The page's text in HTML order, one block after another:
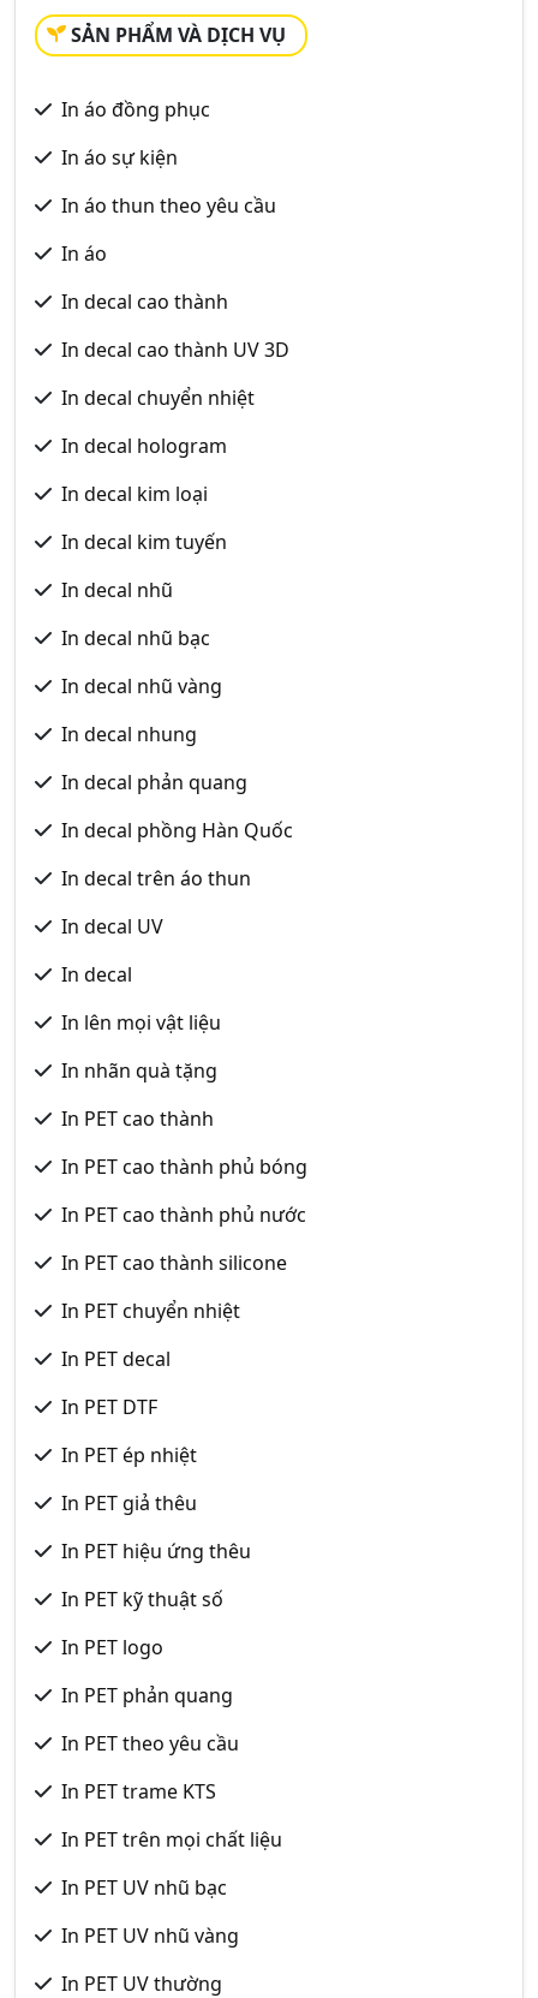
SẢN PHẨM VÀ DỊCH VỤ
In áo đồng phục
In áo sự kiện
In áo thun theo yêu cầu
In áo
In decal cao thành
In decal cao thành UV 3D
In decal chuyển nhiệt
In decal hologram
In decal kim loại
In decal kim tuyến
In decal nhũ
In decal nhũ bạc
In decal nhũ vàng
In decal nhung
In decal phản quang
In decal phồng Hàn Quốc
In decal trên áo thun
In decal UV
In decal
In lên mọi vật liệu
In nhãn quà tặng
In PET cao thành
In PET cao thành phủ bóng
In PET cao thành phủ nước
In PET cao thành silicone
In PET chuyển nhiệt
In PET decal
In PET DTF
In PET ép nhiệt
In PET giả thêu
In PET hiệu ứng thêu
In PET kỹ thuật số
In PET logo
In PET phản quang
In PET theo yêu cầu
In PET trame KTS
In PET trên mọi chất liệu
In PET UV nhũ bạc
In PET UV nhũ vàng
In PET UV thường